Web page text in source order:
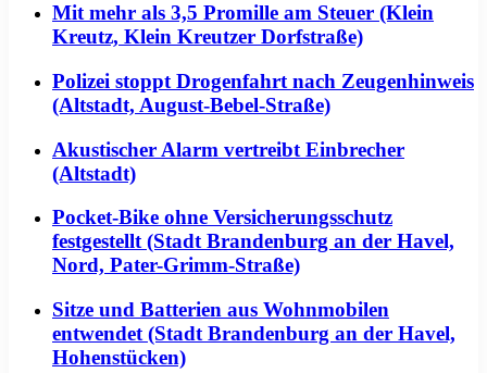
Mit mehr als 3,5 Promille am Steuer (Klein
Kreutz, Klein Kreutzer Dorfstraße)
Polizei stoppt Drogenfahrt nach Zeugenhinweis
(Altstadt, August-Bebel-Straße)
Akustischer Alarm vertreibt Einbrecher
(Altstadt)
Pocket-Bike ohne Versicherungsschutz
festgestellt (Stadt Brandenburg an der Havel,
Nord, Pater-Grimm-Straße)
Sitze und Batterien aus Wohnmobilen
entwendet (Stadt Brandenburg an der Havel,
Hohenstücken)